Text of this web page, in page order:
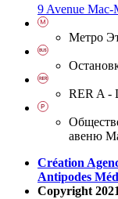
9 Avenue Mac-
Метро
RER A -
авеню
Création
Antipodes
Copyright